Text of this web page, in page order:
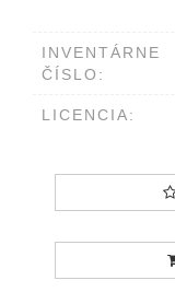
INVENTÁRNE
ČÍSLO:
LICENCIA: